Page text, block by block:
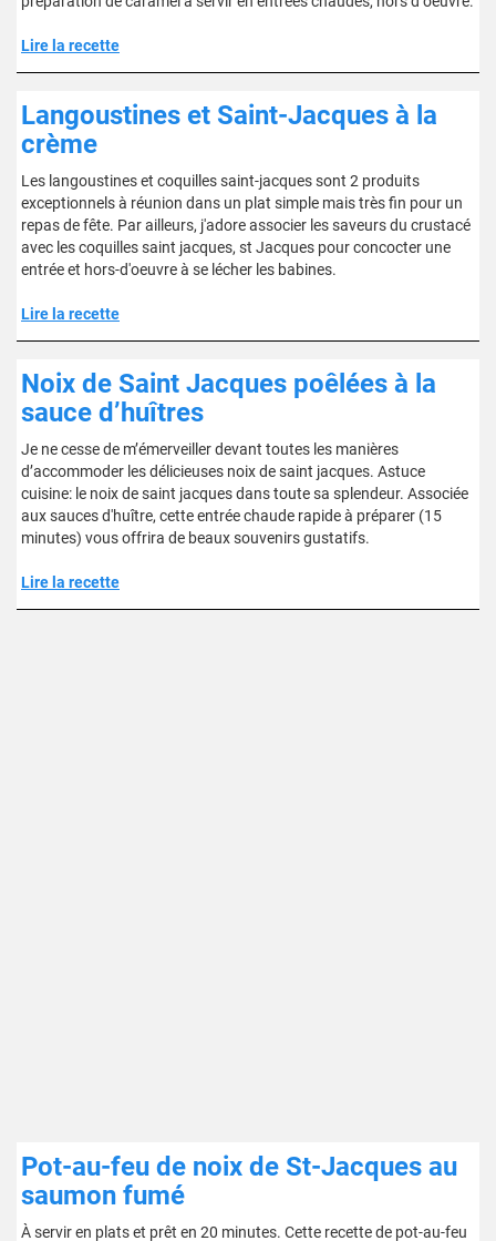
Lire la recette
Langoustines et Saint-Jacques à la
crème
Les langoustines et coquilles saint-jacques sont 2 produits
exceptionnels à réunion dans un plat simple mais très fin pour un
repas de fête. Par ailleurs, j'adore associer les saveurs du crustacé
avec les coquilles saint jacques, st Jacques pour concocter une
entrée et hors-d'oeuvre à se lécher les babines.
Lire la recette
Noix de Saint Jacques poêlées à la
sauce d’huîtres
Je ne cesse de m’émerveiller devant toutes les manières
d’accommoder les délicieuses noix de saint jacques. Astuce
cuisine: le noix de saint jacques dans toute sa splendeur. Associée
aux sauces d'huître, cette entrée chaude rapide à préparer (15
minutes) vous offrira de beaux souvenirs gustatifs.
Lire la recette
Pot-au-feu de noix de St-Jacques au
saumon fumé
À servir en plats et prêt en 20 minutes. Cette recette de pot-au-feu